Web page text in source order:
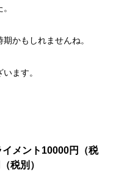
かもしれませんね。
ます。
メント10000円（税
税別）